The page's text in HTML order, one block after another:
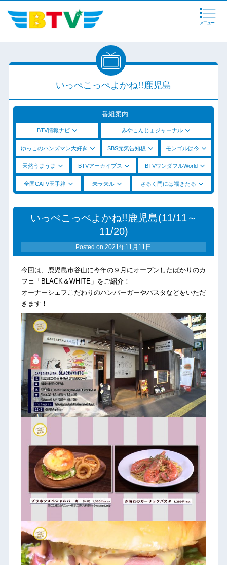
メニュー
いっぺこっぺよかね!!鹿児島
番組案内
BTV情報ナビ みやこんじょジャーナル
ゆっこのハンズマン大好き SBS元気告知板 モンゴルは今
天然うまうま BTVアーカイブス BTVワンダフルWorld
全国CATV玉手箱 未ラ来ル さるく門には福きたる
いっぺこっぺよかね!!鹿児島(11/11～
11/20)
Posted on 2021年11月11日
今回は、鹿児島市谷山に今年の９月にオープンしたばかりのカ
フェ「BLACK＆WHITE」をご紹介！
オーナーシェフこだわりのハンバーガーやパスタなどをいただ
きます！